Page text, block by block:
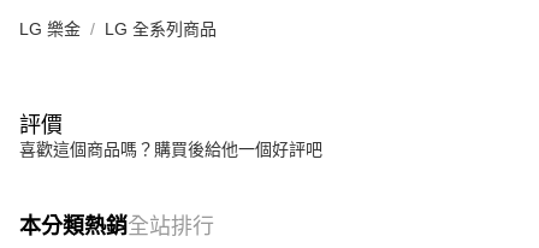
LG 樂金 LG 全系列商品
評價
喜歡這個商品嗎？購買後給他一個好評吧
本分類熱銷全站排行